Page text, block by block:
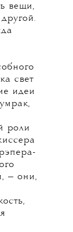
вещи,
свет
идеи
роли
— они,